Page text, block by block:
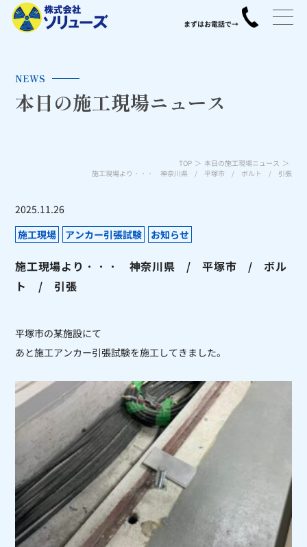
NEWS
本日の施工現場ニュース
TOP
本日の施工現場ニュース
施工現場より・・・ 神奈川県 / 平塚市 / ボルト / 引張
2025.11.26
施工現場
アンカー引張試験 お知らせ
施工現場より・・・ 神奈川県 / 平塚市 / ボル
ト / 引張
平塚市の某施設にて
あと施工アンカー引張試験を施工してきました。